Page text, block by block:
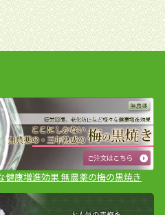
康増進効果 無農薬の梅の黒焼き